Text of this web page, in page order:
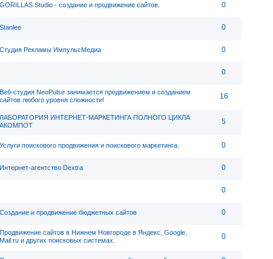
GORILLAS Studio - создание и продвижение сайтов. 0
Stanlee 0
Студия Рекламы ИмпульсМедиа 0
0
Веб-студия NeoPulse занимается продвижением и созданием
сайтов любого уровня сложности!
16
ЛАБОРАТОРИЯ ИНТЕРНЕТ-МАРКЕТИНГА ПОЛНОГО ЦИКЛА
АКОМПОТ
5
Услуги поискового продвижения и поискового маркетинга. 0
Интернет-агентство Dextra 0
0
Создание и продвижение бюджетных сайтов 0
Продвижение сайтов в Нижнем Новгороде в Яндекс, Google,
Mail.ru и других поисковых системах.
0